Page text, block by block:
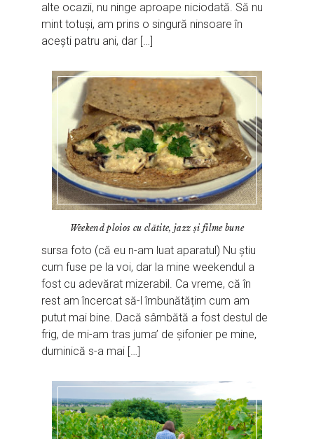
alte ocazii, nu ninge aproape niciodată. Să nu
mint totuși, am prins o singură ninsoare în
acești patru ani, dar […]
Weekend ploios cu clătite, jazz și filme bune
sursa foto (că eu n-am luat aparatul) Nu știu
cum fuse pe la voi, dar la mine weekendul a
fost cu adevărat mizerabil. Ca vreme, că în
rest am încercat să-l îmbunătățim cum am
putut mai bine. Dacă sâmbătă a fost destul de
frig, de mi-am tras juma’ de șifonier pe mine,
duminică s-a mai […]